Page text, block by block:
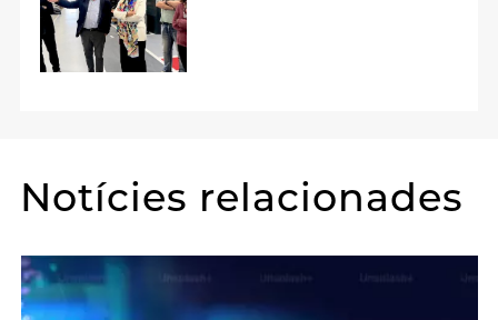
Notícies relacionades